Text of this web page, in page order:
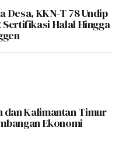
Desa, KKN-T 78 Undip
Sertifikasi Halal Hingga
dan Kalimantan Timur
Ekonomi